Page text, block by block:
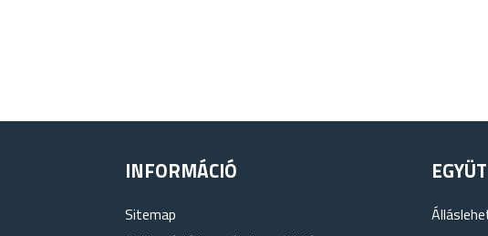
INFORMÁCIÓ
Sitemap